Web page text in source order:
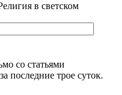
в светском
со статьями
последние трое суток.